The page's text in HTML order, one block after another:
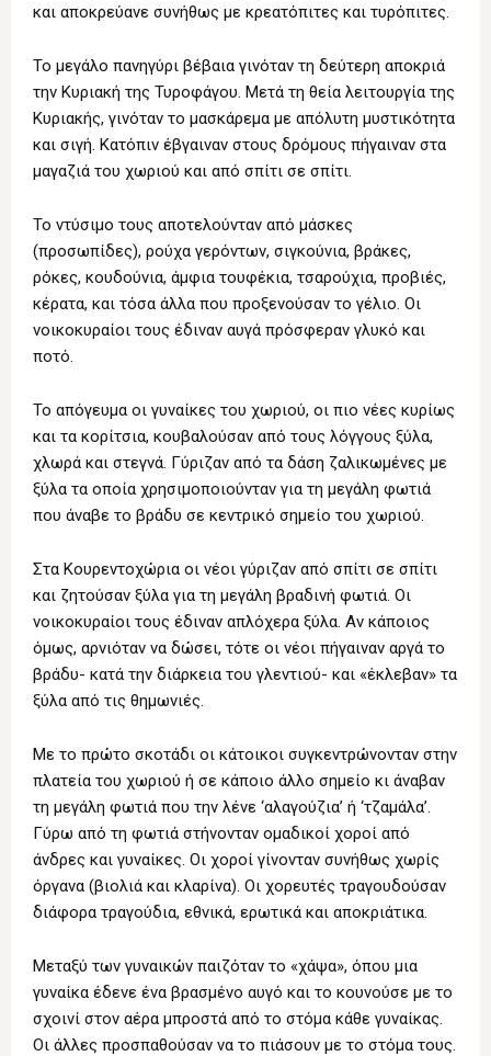
και αποκρεύανε συνήθως με κρεατόπιτες και τυρόπιτες.
Το μεγάλο πανηγύρι βέβαια γινόταν τη δεύτερη αποκριά
την Κυριακή της Τυροφάγου. Μετά τη θεία λειτουργία της
Κυριακής, γινόταν το μασκάρεμα με απόλυτη μυστικότητα
και σιγή. Κατόπιν έβγαιναν στους δρόμους πήγαιναν στα
μαγαζιά του χωριού και από σπίτι σε σπίτι.
Το ντύσιμο τους αποτελούνταν από μάσκες
(προσωπίδες), ρούχα γερόντων, σιγκούνια, βράκες,
ρόκες, κουδούνια, άμφια τουφέκια, τσαρούχια, προβιές,
κέρατα, και τόσα άλλα που προξενούσαν το γέλιο. Οι
νοικοκυραίοι τους έδιναν αυγά πρόσφεραν γλυκό και
ποτό.
Το απόγευμα οι γυναίκες του χωριού, οι πιο νέες κυρίως
και τα κορίτσια, κουβαλούσαν από τους λόγγους ξύλα,
χλωρά και στεγνά. Γύριζαν από τα δάση ζαλικωμένες με
ξύλα τα οποία χρησιμοποιούνταν για τη μεγάλη φωτιά
που άναβε το βράδυ σε κεντρικό σημείο του χωριού.
Στα Κουρεντοχώρια οι νέοι γύριζαν από σπίτι σε σπίτι
και ζητούσαν ξύλα για τη μεγάλη βραδινή φωτιά. Οι
νοικοκυραίοι τους έδιναν απλόχερα ξύλα. Αν κάποιος
όμως, αρνιόταν να δώσει, τότε οι νέοι πήγαιναν αργά το
βράδυ- κατά την διάρκεια του γλεντιού- και «έκλεβαν» τα
ξύλα από τις θημωνιές.
Με το πρώτο σκοτάδι οι κάτοικοι συγκεντρώνονταν στην
πλατεία του χωριού ή σε κάποιο άλλο σημείο κι άναβαν
τη μεγάλη φωτιά που την λένε ‘αλαγούζια’ ή ‘τζαμάλα’.
Γύρω από τη φωτιά στήνονταν ομαδικοί χοροί από
άνδρες και γυναίκες. Οι χοροί γίνονταν συνήθως χωρίς
όργανα (βιολιά και κλαρίνα). Οι χορευτές τραγουδούσαν
διάφορα τραγούδια, εθνικά, ερωτικά και αποκριάτικα.
Μεταξύ των γυναικών παιζόταν το «χάψα», όπου μια
γυναίκα έδενε ένα βρασμένο αυγό και το κουνούσε με το
σχοινί στον αέρα μπροστά από το στόμα κάθε γυναίκας.
Οι άλλες προσπαθούσαν να το πιάσουν με το στόμα τους.